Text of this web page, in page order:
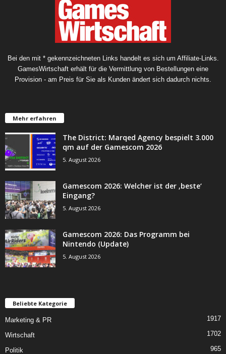
Bei den mit * gekennzeichneten Links handelt es sich um Affiliate-Links.
GamesWirtschaft erhält für die Vermittlung von Bestellungen eine
Provision - am Preis für Sie als Kunden ändert sich dadurch nichts.
Mehr erfahren
The District: Marqed Agency bespielt 3.000
qm auf der Gamescom 2026
5. August 2026
Gamescom 2026: Welcher ist der ‚beste‘
Eingang?
5. August 2026
Gamescom 2026: Das Programm bei
Nintendo (Update)
5. August 2026
Beliebte Kategorie
Marketing & PR 1917
Wirtschaft 1702
Politik 965